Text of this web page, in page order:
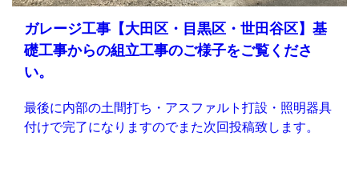
ガレージ工事【大田区・目黒区・世田谷区】基
礎工事からの組立工事のご様子をご覧くださ
い。
最後に内部の土間打ち・アスファルト打設・照明器具
付けで完了になりますのでまた次回投稿致します。